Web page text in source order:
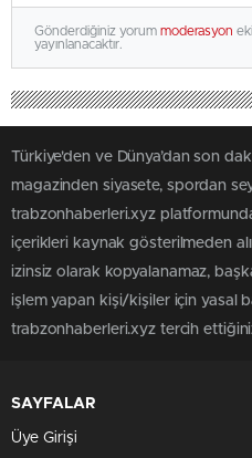
Gönderdiğiniz yorum moderasyon
yayınlanacaktır.
Türkiye'den ve Dünya’dan son
magazinden siyasete, spordan
trabzonhaberleri.xyz
içerikleri kaynak gösterilmeden
izinsiz olarak kopyalanamaz,
işlem yapan kişi/kişiler için yasal
trabzonhaberleri.xyz tercih
SAYFALAR
Üye Girişi